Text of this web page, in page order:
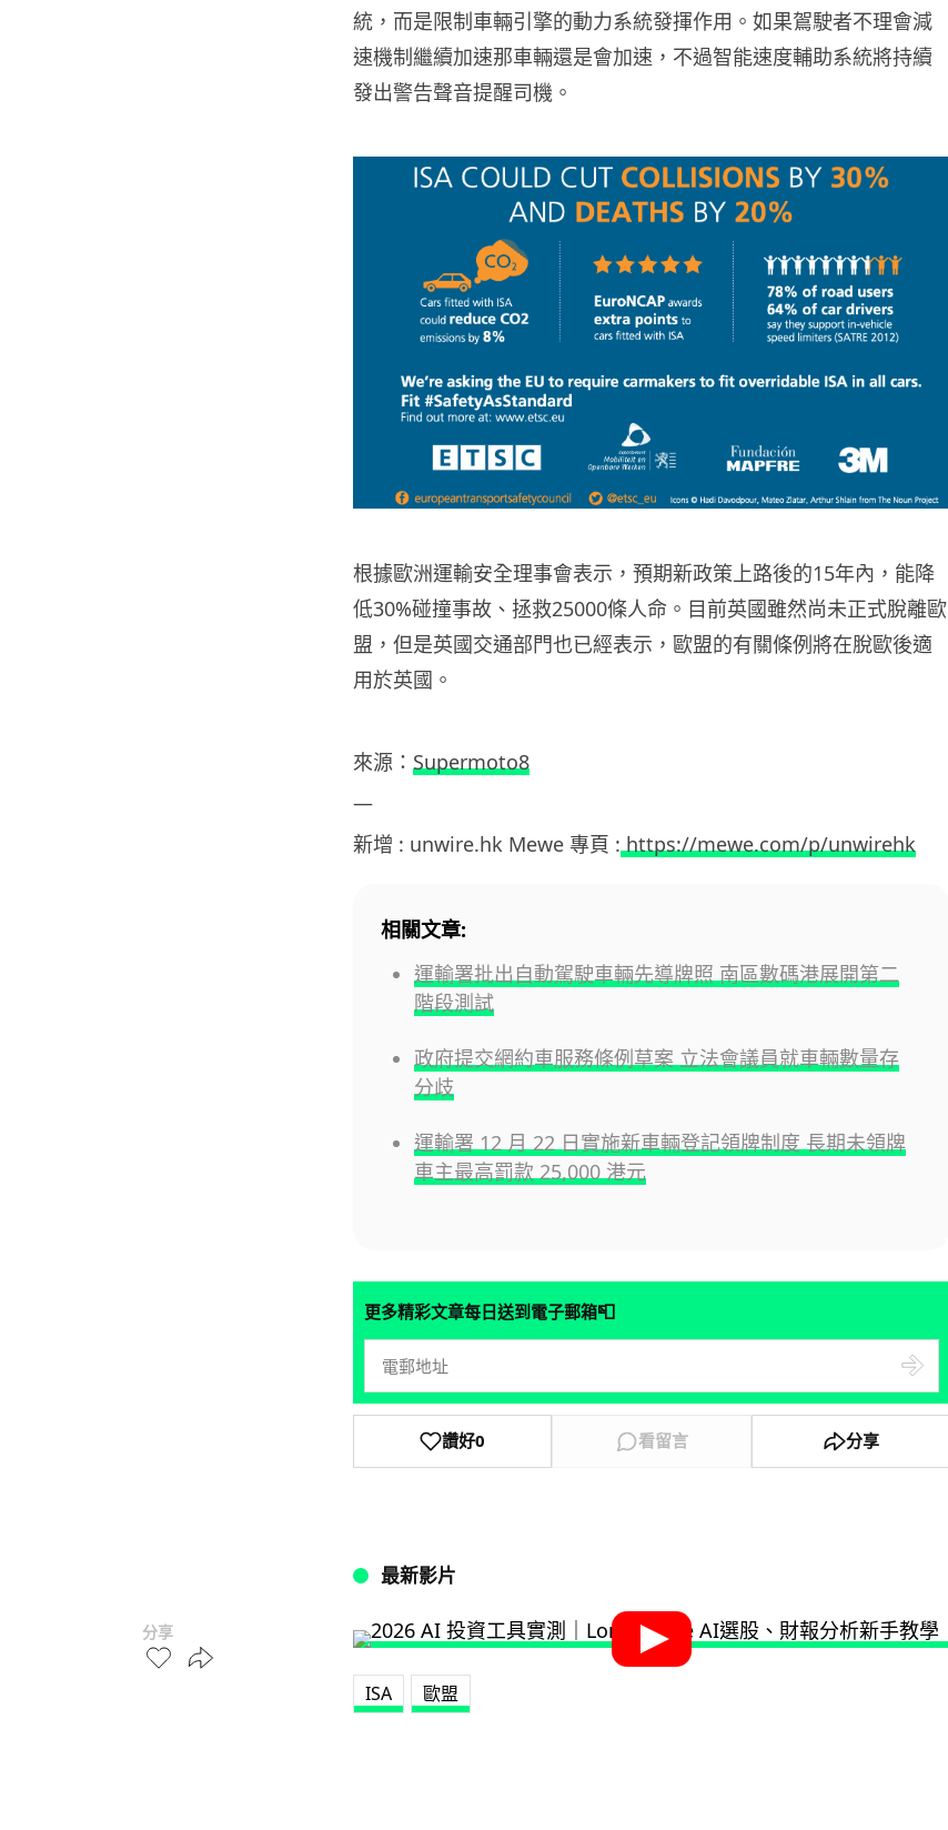
分享
統，而是限制車輛引擎的動力系統發揮作用。如果鴐駛者不理會減
速機制繼續加速那車輛還是會加速，不過智能速度輔助系統將持續
發出警告聲音提醒司機。
根據歐洲運輸安全理事會表示，預期新政策上路後的15年內，能降
低30%碰撞事故、拯救25000條人命。目前英國雖然尚未正式脫離歐
盟，但是英國交通部門也已經表示，歐盟的有關條例將在脫歐後適
用於英國。
來源： Supermoto8
—
新增 : unwire.hk Mewe 專頁 : https://mewe.com/p/unwirehk
相關文章:
運輸署批出自動駕駛車輛先導牌照 南區數碼港展開第二
階段測試
政府提交網約車服務條例草案 立法會議員就車輛數量存
分歧
運輸署 12 月 22 日實施新車輛登記領牌制度 長期未領牌
車主最高罰款 25,000 港元
更多精彩文章每日送到電子郵箱📮
讚好0 看留言 分享
最新影片
ISA 歐盟